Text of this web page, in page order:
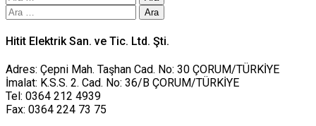
Arama:
Hitit Elektrik San. ve Tic. Ltd. Şti.
Adres: Çepni Mah. Taşhan Cad. No: 30 ÇORUM/TÜRKİYE
İmalat: K.S.S. 2. Cad. No: 36/B ÇORUM/TÜRKİYE
Tel: 0364 212 4939
Fax: 0364 224 73 75